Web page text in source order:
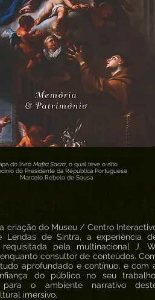
do livro Mafra Sacra, o qual teve o alto
do Presidente da República Portuguesa
Marcelo Rebelo de Sousa
criação do Museu / Centro
Lendas de Sintra, a experiência
pela multinacional J.
consultor de conteúdos.
aprofundado e contínuo, e com
do público no seu
para o ambiente narrativo
imersivo.